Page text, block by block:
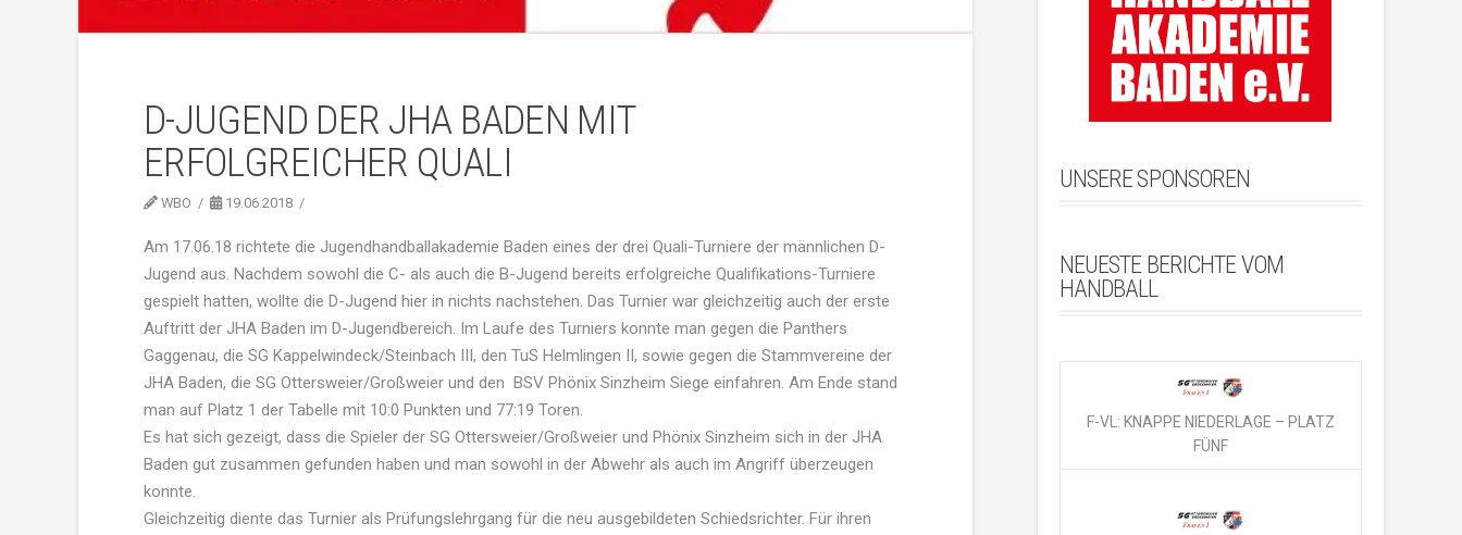
D-JUGEND DER JHA BADEN MIT
ERFOLGREICHER QUALI
WBO 19.06.2018
Am 17.06.18 richtete die Jugendhandballakademie Baden eines der drei Quali-Turniere der männlichen D-
Jugend aus. Nachdem sowohl die C- als auch die B-Jugend bereits erfolgreiche Qualifikations-Turniere
gespielt hatten, wollte die D-Jugend hier in nichts nachstehen. Das Turnier war gleichzeitig auch der erste
Auftritt der JHA Baden im D-Jugendbereich. Im Laufe des Turniers konnte man gegen die Panthers
Gaggenau, die SG Kappelwindeck/Steinbach III, den TuS Helmlingen II, sowie gegen die Stammvereine der
JHA Baden, die SG Ottersweier/Großweier und den BSV Phönix Sinzheim Siege einfahren. Am Ende stand
man auf Platz 1 der Tabelle mit 10:0 Punkten und 77:19 Toren.
Es hat sich gezeigt, dass die Spieler der SG Ottersweier/Großweier und Phönix Sinzheim sich in der JHA
Baden gut zusammen gefunden haben und man sowohl in der Abwehr als auch im Angriff überzeugen
konnte.
Gleichzeitig diente das Turnier als Prüfungslehrgang für die neu ausgebildeten Schiedsrichter. Für ihren
UNSERE SPONSOREN
NEUESTE BERICHTE VOM
HANDBALL
F-VL: KNAPPE NIEDERLAGE – PLATZ
FÜNF